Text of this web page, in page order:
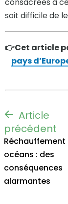
soit difficile de
👉Cet article
pays
Réchauffement
océans : des
conséquences
alarmantes